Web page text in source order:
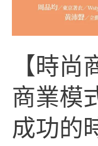
【時尚
商業模
成功的
時
尚
品